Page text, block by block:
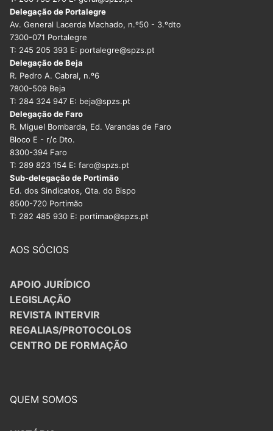
Delegação de Portalegre
Av. General Lacerda Machado, n.º50 - 3.ºdto
7300-071 Portalegre
T: 245 205 393 E: portalegre@spzs.pt
Delegação de Beja
R. Pedro A. Cabral, n.º6
7800-509 Beja
T: 284 324 947 E: beja@spzs.pt
Delegação de Faro
R. Miguel Bombarda, Ed. Varandas de Faro
Bloco E - r/c Dto.
8300-394 Faro
T: 289 823 154 E: faro@spzs.pt
Sub-delegação de Portimão
Ed. dos Sindicatos, Qta. do Bispo
8500-720 Portimão
T: 282 485 930 E: portimao@spzs.pt
AOS SÓCIOS
APOIO JURÍDICO
LEGISLAÇÃO
REVISTA INTERVIR
REGALIAS/PROTOCOLOS
CENTRO DE FORMAÇÃO
QUEM SOMOS